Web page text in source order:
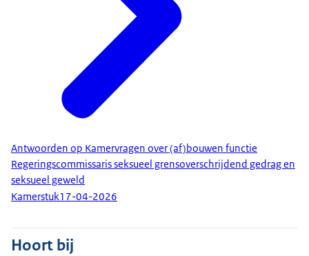
Antwoorden op Kamervragen over (af)bouwen functie
Regeringscommissaris seksueel grensoverschrijdend gedrag en
seksueel geweld
Kamerstuk17-04-2026
Hoort bij